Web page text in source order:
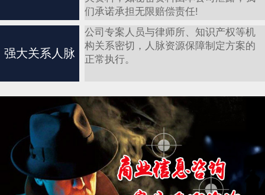
们承诺承担无限赔偿责任!
强大关系人脉
公司专案人员与律师所、知识产权等机
构关系密切，人脉资源保障制定方案的
正常执行。